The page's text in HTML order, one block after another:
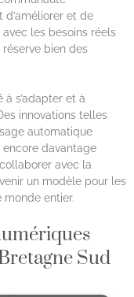
d’améliorer et de
les besoins réels
réserve bien des
à s’adapter et à
innovations telles
automatique
encore davantage
avec la
un modèle pour les
monde entier.
Sud